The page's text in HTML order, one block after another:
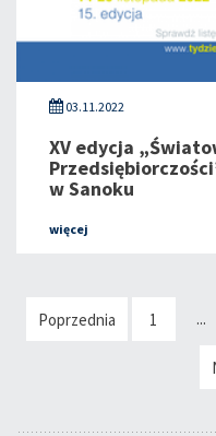
03.11.2022
XV edycja
w Sanoku
więcej
Poprzednia 1 ...